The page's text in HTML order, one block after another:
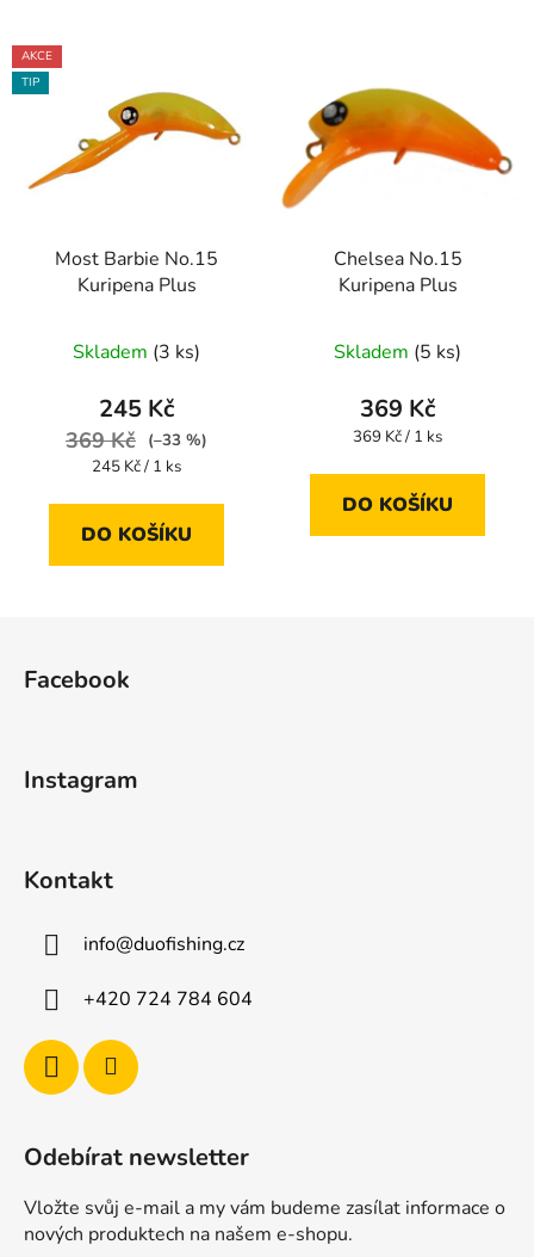
AKCE
TIP
Most Barbie No.15
Kuripena Plus
Skladem (3 ks)
245 Kč
369 Kč
(–33 %)
Měrná
245 Kč / 1 ks
DO KOŠÍKU
Chelsea No.15
Kuripena Plus
Skladem (5 ks)
369 Kč
Měrná
369 Kč / 1 ks
DO KOŠÍKU
Facebook
Instagram
Kontakt
info@duofishing.cz
+420 724 784 604
Odebírat newsletter
Vložte svůj e-mail a my vám budeme zasílat informace o
nových produktech na našem e-shopu.